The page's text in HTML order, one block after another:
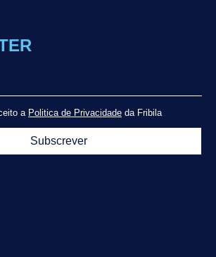
a Politica de Privacidade da Fribila
Subscrever